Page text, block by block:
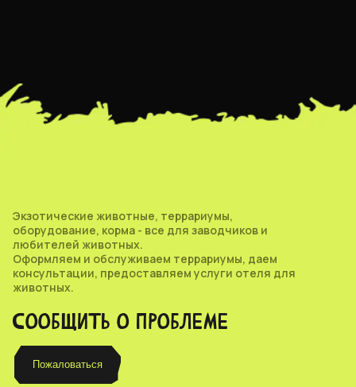
Экзотические животные, террариумы,
оборудование, корма - все для заводчиков и
любителей животных.
Оформляем и обслуживаем террариумы, даем
консультации, предоставляем услуги отеля для
животных.
СООБЩИТЬ О ПРОБЛЕМЕ
Пожаловаться